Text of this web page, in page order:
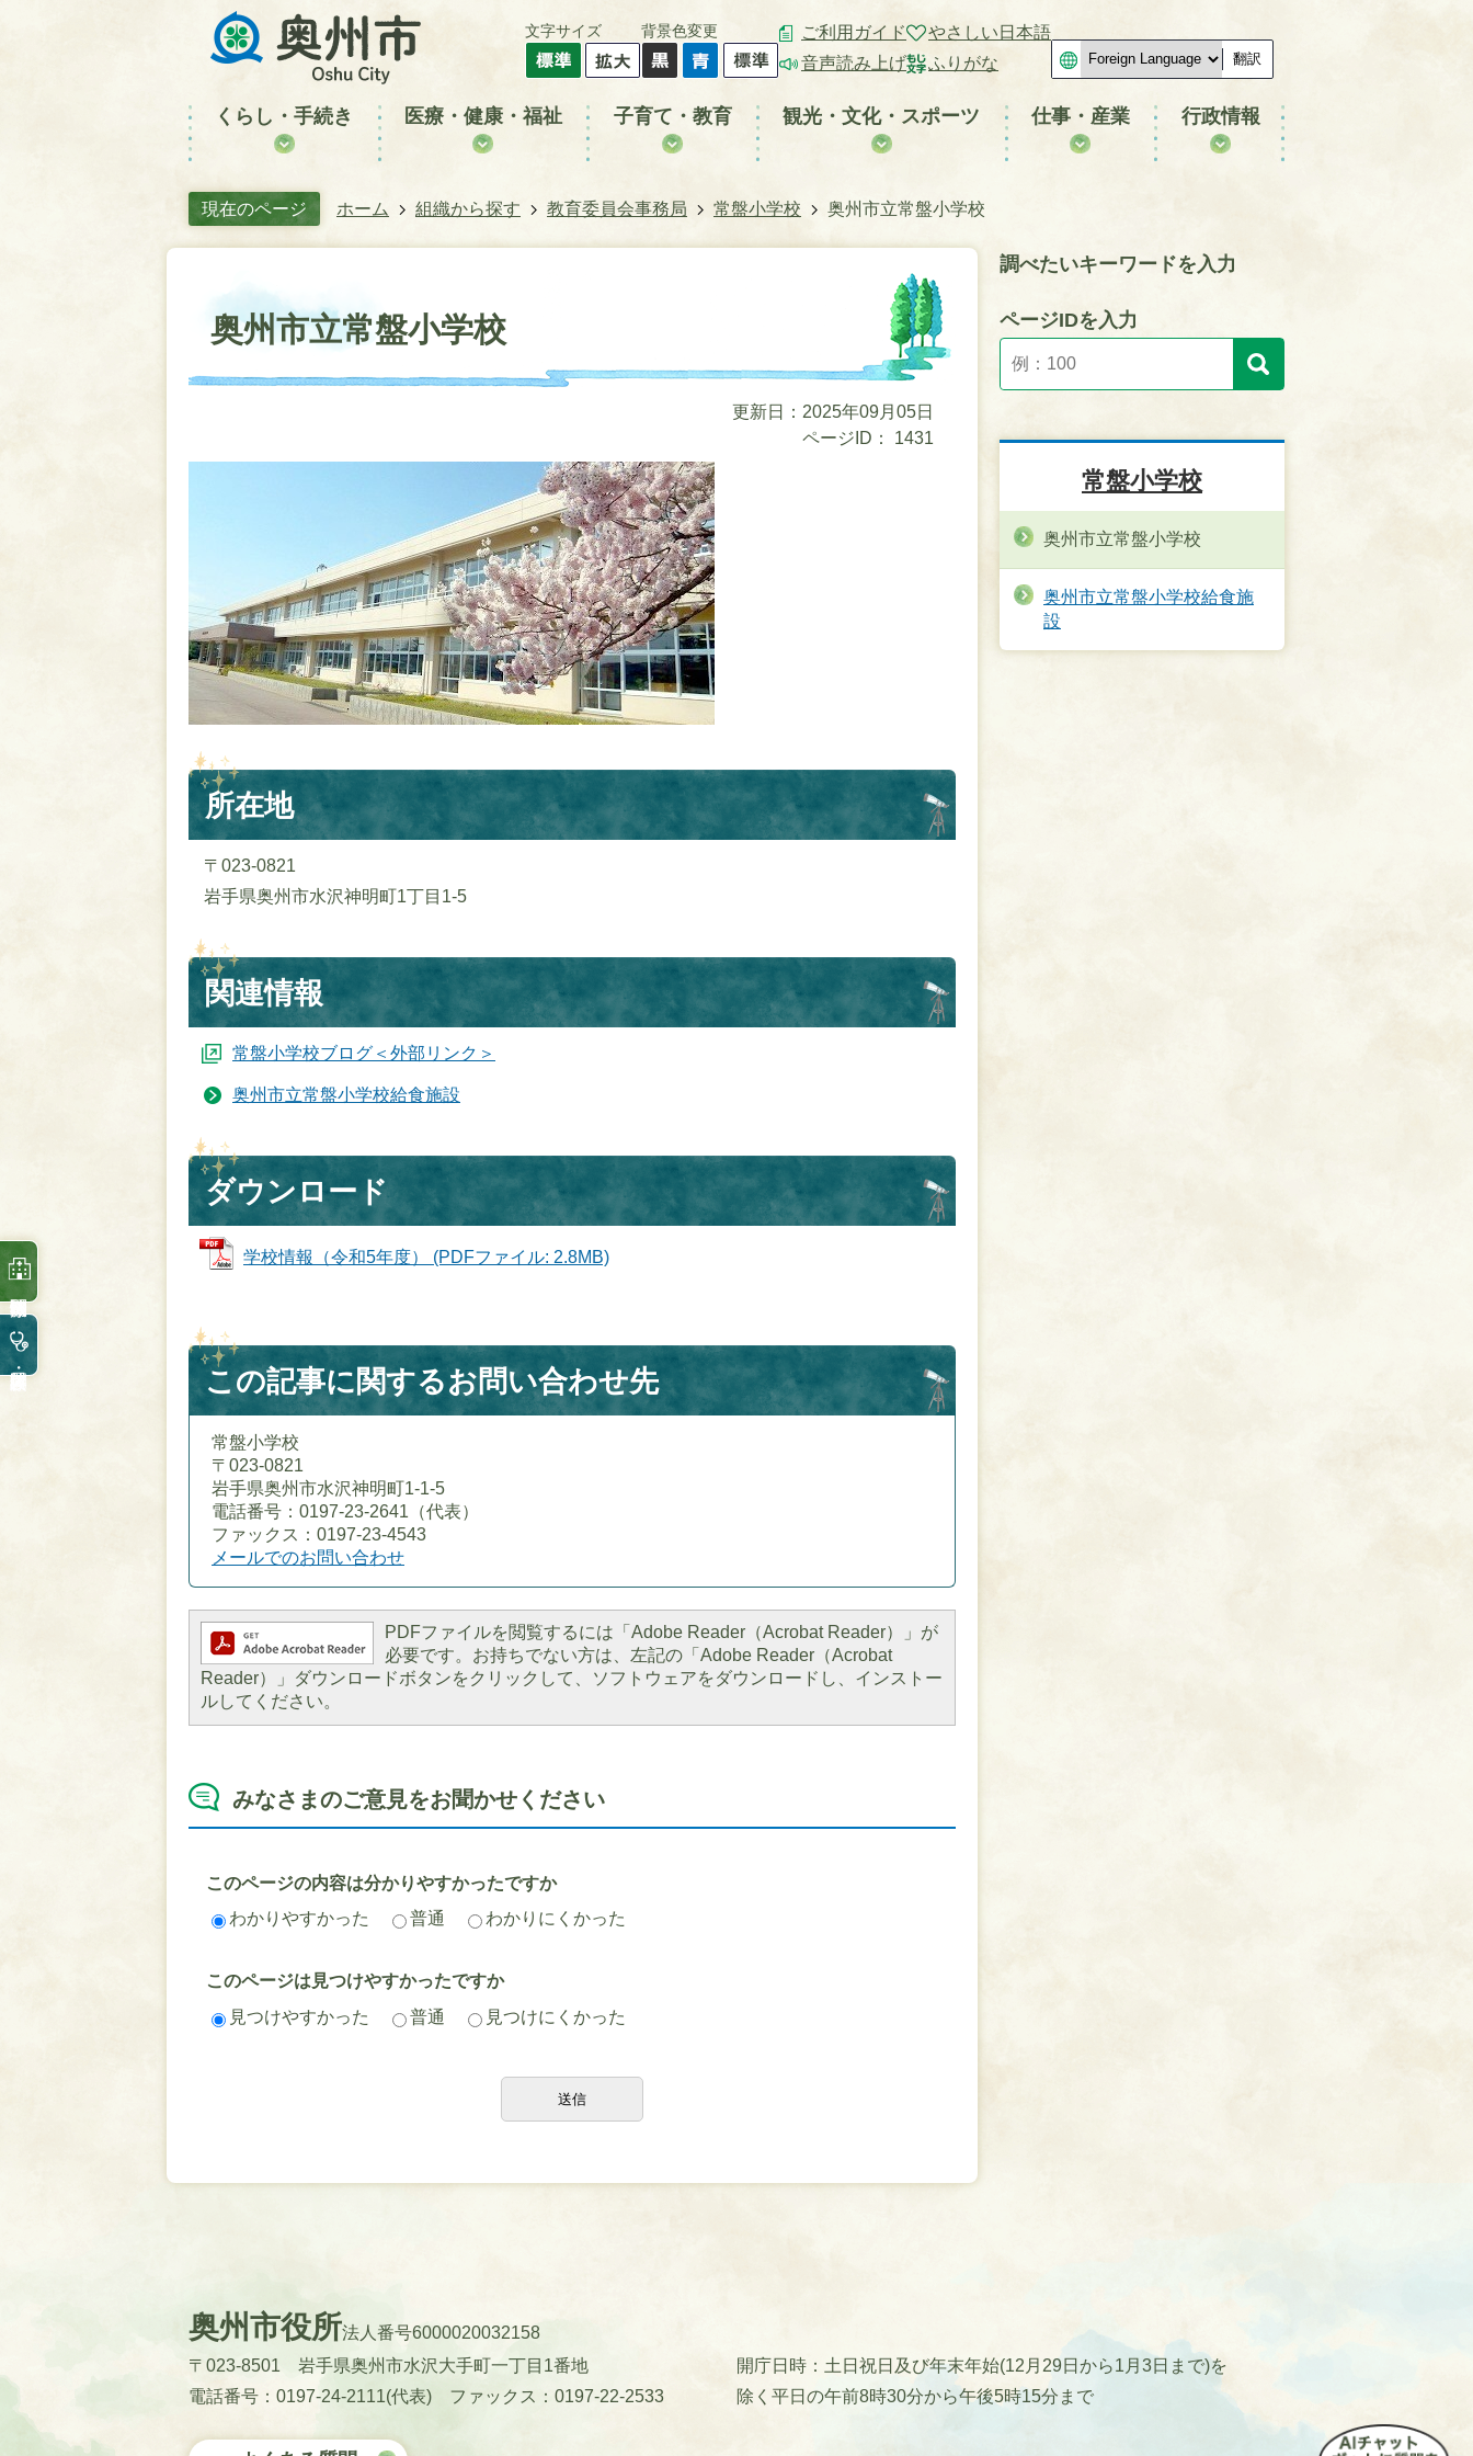
文字サイズ 背景色変更
ご利用ガイド
音声読み上げ
やさしい日本語
ふりがな
翻訳
くらし・手続き 医療・健康・福祉 子育て・教育 観光・文化・スポーツ 仕事・産業 行政情報
現在のページ ホーム 組織から探す 教育委員会事務局 常盤小学校 奥州市立常盤小学校
奥州市立常盤小学校
更新日：2025年09月05日
ページID：
1431
所在地
〒023-0821
岩手県奥州市水沢神明町1丁目1-5
関連情報
常盤小学校ブログ＜外部リンク＞
奥州市立常盤小学校給食施設
ダウンロード
学校情報（令和5年度） (PDFファイル: 2.8MB)
この記事に関するお問い合わせ先
常盤小学校
〒023-0821
岩手県奥州市水沢神明町1-1-5
電話番号：0197-23-2641（代表）
ファックス：0197-23-4543
メールでのお問い合わせ
PDFファイルを閲覧するには「Adobe Reader（Acrobat Reader）」が
必要です。お持ちでない方は、左記の「Adobe Reader（Acrobat
Reader）」ダウンロードボタンをクリックして、ソフトウェアをダウンロードし、インストー
ルしてください。
みなさまのご意見をお聞かせください
このページの内容は分かりやすかったですか
わかりやすかった
普通 わかりにくかった
このページは見つけやすかったですか
見つけやすかった
普通 見つけにくかった
調べたいキーワードを入力
ページIDを入力
常盤小学校
奥州市立常盤小学校
奥州市立常盤小学校給食施
設
奥州市役所法人番号6000020032158
〒023-8501 岩手県奥州市水沢大手町一丁目1番地
電話番号：0197-24-2111(代表)
ファックス：0197-22-2533
開庁日時：土日祝日及び年末年始(12月29日から1月3日まで)を
除く平日の午前8時30分から午後5時15分まで